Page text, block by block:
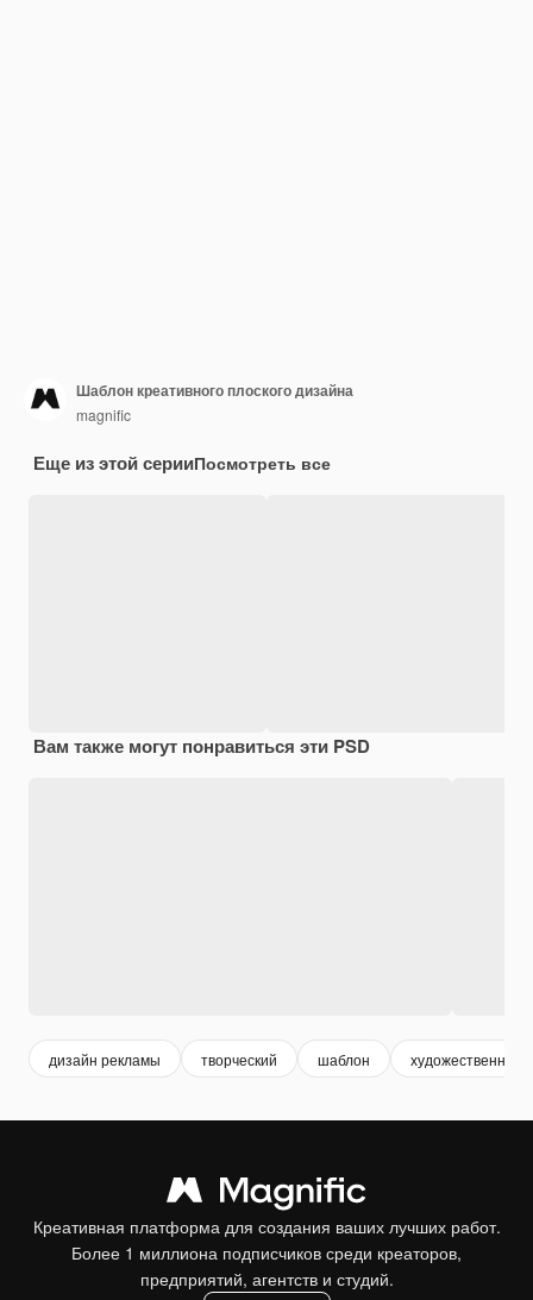
Шаблон креативного плоского дизайна
magnific
Еще из этой серииПосмотреть все
Вам также могут понравиться эти PSD
дизайн рекламы творческий шаблон художественный
Креативная платформа для создания ваших лучших работ.
Более 1 миллиона подписчиков среди креаторов,
предприятий, агентств и студий.